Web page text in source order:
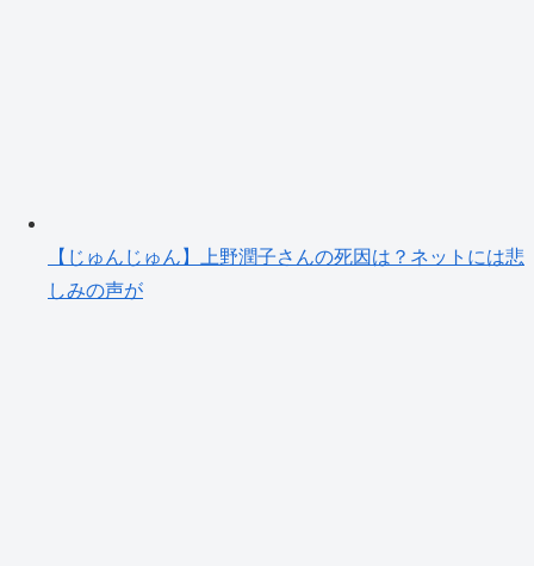
【じゅんじゅん】上野潤子さんの死因は？ネットには悲
しみの声が